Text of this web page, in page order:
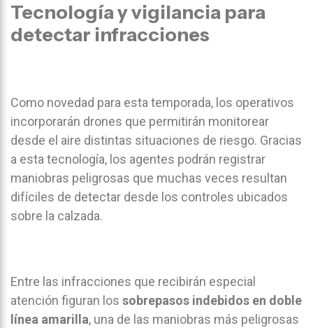
Tecnología y vigilancia para
detectar infracciones
Como novedad para esta temporada, los operativos
incorporarán drones que permitirán monitorear
desde el aire distintas situaciones de riesgo. Gracias
a esta tecnología, los agentes podrán registrar
maniobras peligrosas que muchas veces resultan
difíciles de detectar desde los controles ubicados
sobre la calzada.
Entre las infracciones que recibirán especial
atención figuran los sobrepasos indebidos en doble
línea amarilla, una de las maniobras más peligrosas